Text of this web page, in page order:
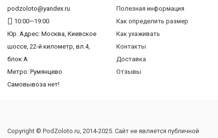
podzoloto@yandex.ru
10:00—19:00
Юр. Адреc: Москва, Киевское
шоссе, 22-й километр, вл.4,
блок А
Метро: Румянцево
Самовывоза нет!
Полезная информация
Как определить размер
Как ухаживать
Контакты
Доставка
Отзывы
Copyright © PodZoloto.ru, 2014-2025. Сайт не является публичной